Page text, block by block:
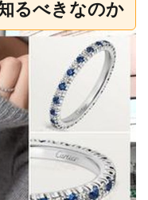
るべきなのか